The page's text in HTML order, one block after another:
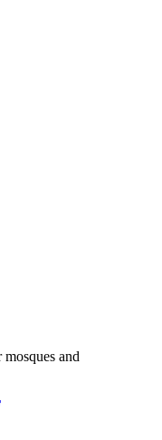
and